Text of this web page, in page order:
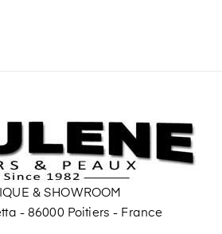
& SHOWROOM
- 86000 Poitiers - France